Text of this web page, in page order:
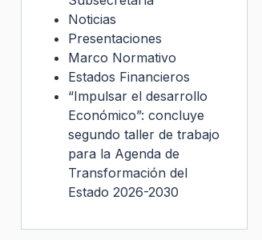
Noticias
Presentaciones
Marco Normativo
Estados Financieros
“Impulsar el desarrollo
Económico”: concluye
segundo taller de trabajo
para la Agenda de
Transformación del
Estado 2026-2030